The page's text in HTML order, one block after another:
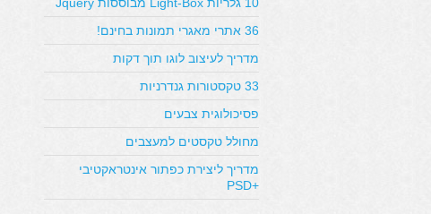
36 אתרי מאגרי תמונות בחינם!
מדריך לעיצוב לוגו תוך דקות
33 טקסטורות גנדרניות
פסיכולוגית צבעים
מחולל טקסטים למעצבים
מדריך ליצירת כפתור אינטראקטיבי
+PSD